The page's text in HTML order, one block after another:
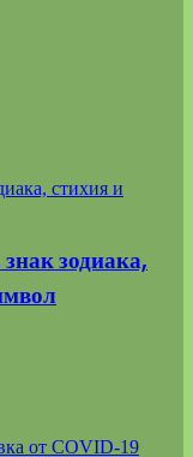
стихия и
зодиака,